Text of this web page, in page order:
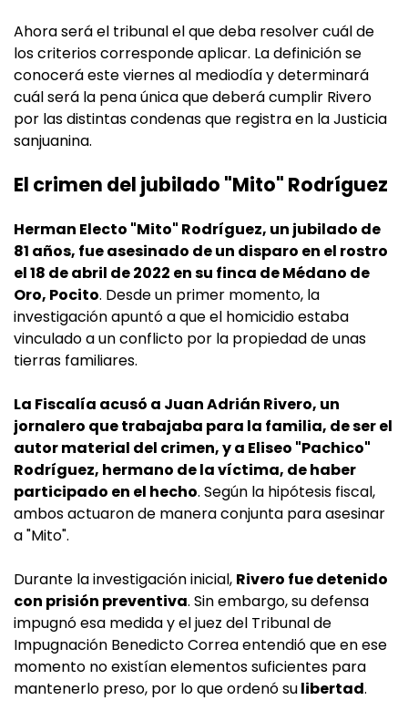
Ahora será el tribunal el que deba resolver cuál de
los criterios corresponde aplicar. La definición se
conocerá este viernes al mediodía y determinará
cuál será la pena única que deberá cumplir Rivero
por las distintas condenas que registra en la Justicia
sanjuanina.
El crimen del jubilado "Mito" Rodríguez
Herman Electo "Mito" Rodríguez, un jubilado de
81 años, fue asesinado de un disparo en el rostro
el 18 de abril de 2022 en su finca de Médano de
Oro, Pocito. Desde un primer momento, la
investigación apuntó a que el homicidio estaba
vinculado a un conflicto por la propiedad de unas
tierras familiares.
La Fiscalía acusó a Juan Adrián Rivero, un
jornalero que trabajaba para la familia, de ser el
autor material del crimen, y a Eliseo "Pachico"
Rodríguez, hermano de la víctima, de haber
participado en el hecho. Según la hipótesis fiscal,
ambos actuaron de manera conjunta para asesinar
a "Mito".
Durante la investigación inicial, Rivero fue detenido
con prisión preventiva. Sin embargo, su defensa
impugnó esa medida y el juez del Tribunal de
Impugnación Benedicto Correa entendió que en ese
momento no existían elementos suficientes para
mantenerlo preso, por lo que ordenó sulibertad.